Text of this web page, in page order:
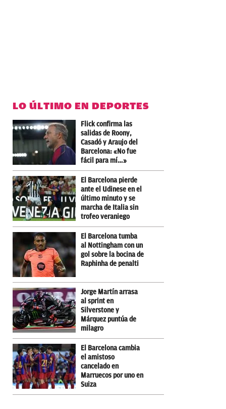
LO ÚLTIMO EN DEPORTES
Flick confirma las
salidas de Roony,
Casadó y Araujo del
Barcelona: «No fue
fácil para mí…»
El Barcelona pierde
ante el Udinese en el
último minuto y se
marcha de Italia sin
trofeo veraniego
El Barcelona tumba
al Nottingham con un
gol sobre la bocina de
Raphinha de penalti
Jorge Martín arrasa
al sprint en
Silverstone y
Márquez puntúa de
milagro
El Barcelona cambia
el amistoso
cancelado en
Marruecos por uno en
Suiza